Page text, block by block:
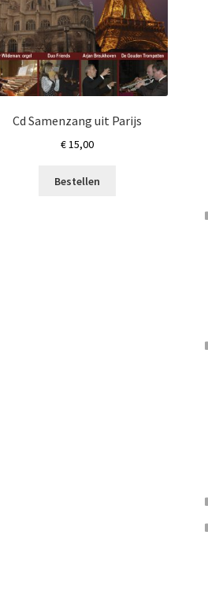
Cd Samenzang uit Parijs
€15,00
Bestellen